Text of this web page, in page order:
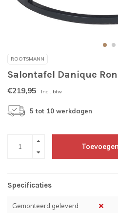
ROOTSMANN
Salontafel Danique
€219,95 Incl. btw
5 tot 10 werkdagen
Specificaties
Gemonteerd geleverd